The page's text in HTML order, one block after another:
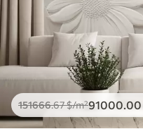
151666.67$/m²91000.00